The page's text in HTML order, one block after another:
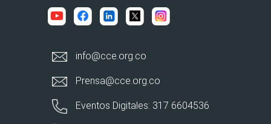
info@cce.org.co
Prensa@cce.org.co
Eventos Digitales: 317 6604536